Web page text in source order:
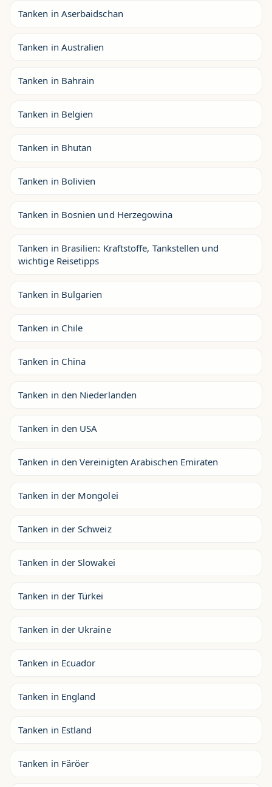
Tanken in Aserbaidschan
Tanken in Australien
Tanken in Bahrain
Tanken in Belgien
Tanken in Bhutan
Tanken in Bolivien
Tanken in Bosnien und Herzegowina
Tanken in Brasilien: Kraftstoffe, Tankstellen und
wichtige Reisetipps
Tanken in Bulgarien
Tanken in Chile
Tanken in China
Tanken in den Niederlanden
Tanken in den USA
Tanken in den Vereinigten Arabischen Emiraten
Tanken in der Mongolei
Tanken in der Schweiz
Tanken in der Slowakei
Tanken in der Türkei
Tanken in der Ukraine
Tanken in Ecuador
Tanken in England
Tanken in Estland
Tanken in Färöer